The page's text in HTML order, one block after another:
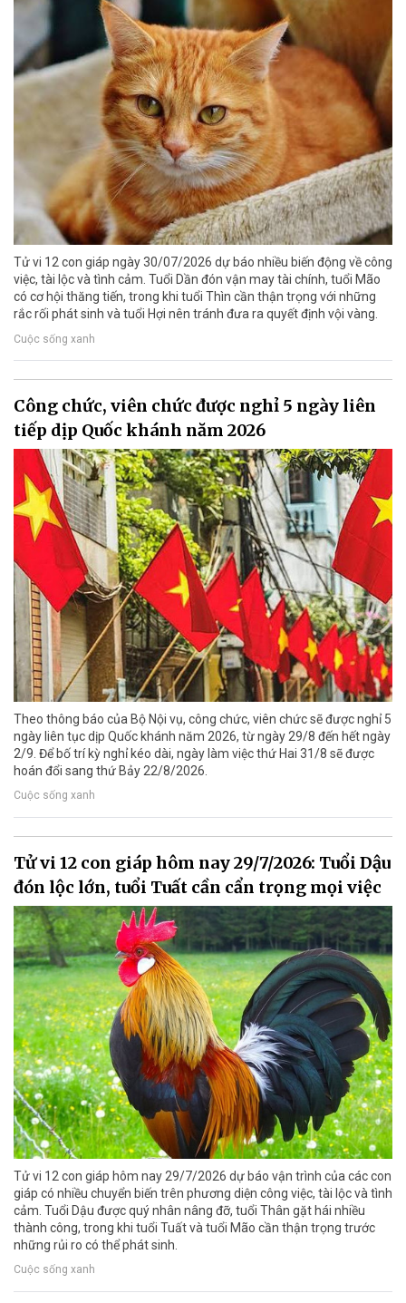
Tử vi 12 con giáp ngày 30/07/2026 dự báo nhiều biến động về công
việc, tài lộc và tình cảm. Tuổi Dần đón vận may tài chính, tuổi Mão
có cơ hội thăng tiến, trong khi tuổi Thìn cần thận trọng với những
rắc rối phát sinh và tuổi Hợi nên tránh đưa ra quyết định vội vàng.
Cuộc sống xanh
Công chức, viên chức được nghỉ 5 ngày liên
tiếp dịp Quốc khánh năm 2026
Theo thông báo của Bộ Nội vụ, công chức, viên chức sẽ được nghỉ 5
ngày liên tục dịp Quốc khánh năm 2026, từ ngày 29/8 đến hết ngày
2/9. Để bố trí kỳ nghỉ kéo dài, ngày làm việc thứ Hai 31/8 sẽ được
hoán đổi sang thứ Bảy 22/8/2026.
Cuộc sống xanh
Tử vi 12 con giáp hôm nay 29/7/2026: Tuổi Dậu
đón lộc lớn, tuổi Tuất cần cẩn trọng mọi việc
Tử vi 12 con giáp hôm nay 29/7/2026 dự báo vận trình của các con
giáp có nhiều chuyển biến trên phương diện công việc, tài lộc và tình
cảm. Tuổi Dậu được quý nhân nâng đỡ, tuổi Thân gặt hái nhiều
thành công, trong khi tuổi Tuất và tuổi Mão cần thận trọng trước
những rủi ro có thể phát sinh.
Cuộc sống xanh